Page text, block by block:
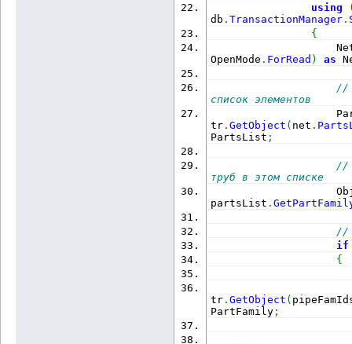
using
db .TransactionManager .
{
OpenMode . ForRead ) as
//
список элементов
PartsList
tr .GetObject ( net .
PartsList ;
//
труб в этом списке
partsList .
//
if
{
tr .GetObject (
PartFamily ;